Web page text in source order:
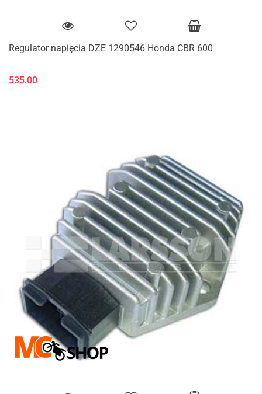
Regulator napięcia DZE 1290546 Honda CBR 600
535.00